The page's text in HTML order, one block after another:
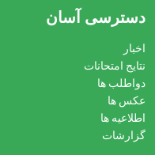
دسترسی آسان
اخبار
نتایج امتحانات
دواطلب ها
عکس ها
اطلاعیه ها
گزارشات